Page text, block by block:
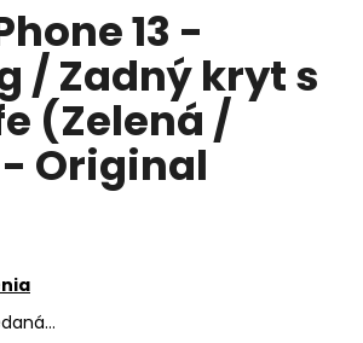
13 -
/ Zadný kryt s
(Zelená /
Original
HĽADAŤ